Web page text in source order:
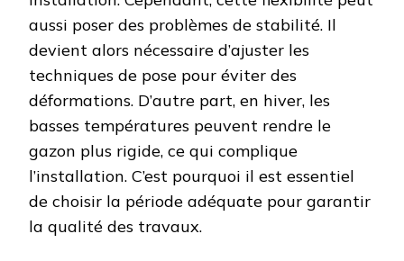
aussi poser des problèmes de stabilité. Il
devient alors nécessaire d’ajuster les
techniques de pose pour éviter des
déformations. D’autre part, en hiver, les
basses températures peuvent rendre le
gazon plus rigide, ce qui complique
l’installation. C’est pourquoi il est essentiel
de choisir la période adéquate pour garantir
la qualité des travaux.